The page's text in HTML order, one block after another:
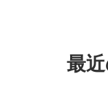
最